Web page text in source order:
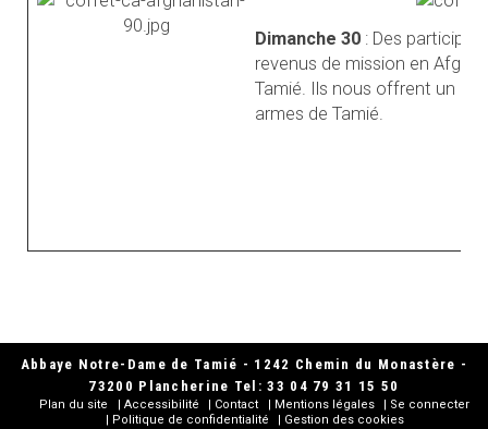
Dimanche 30 : Des
revenus de mission en
Tamié. Ils nous offrent un
armes de Tamié.
Abbaye Notre-Dame de Tamié - 1242 Chemin du Monastère -
73200 Plancherine Tel: 33 04 79 31 15 50
Plan du site Accessibilité Contact Mentions légales
Se connecter
Politique de confidentialité
Gestion des cookies